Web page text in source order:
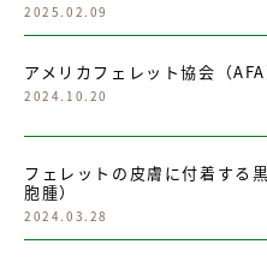
2025.02.09
アメリカフェレット協会（
2024.10.20
フェレットの皮膚に付着する
胞腫）
2024.03.28